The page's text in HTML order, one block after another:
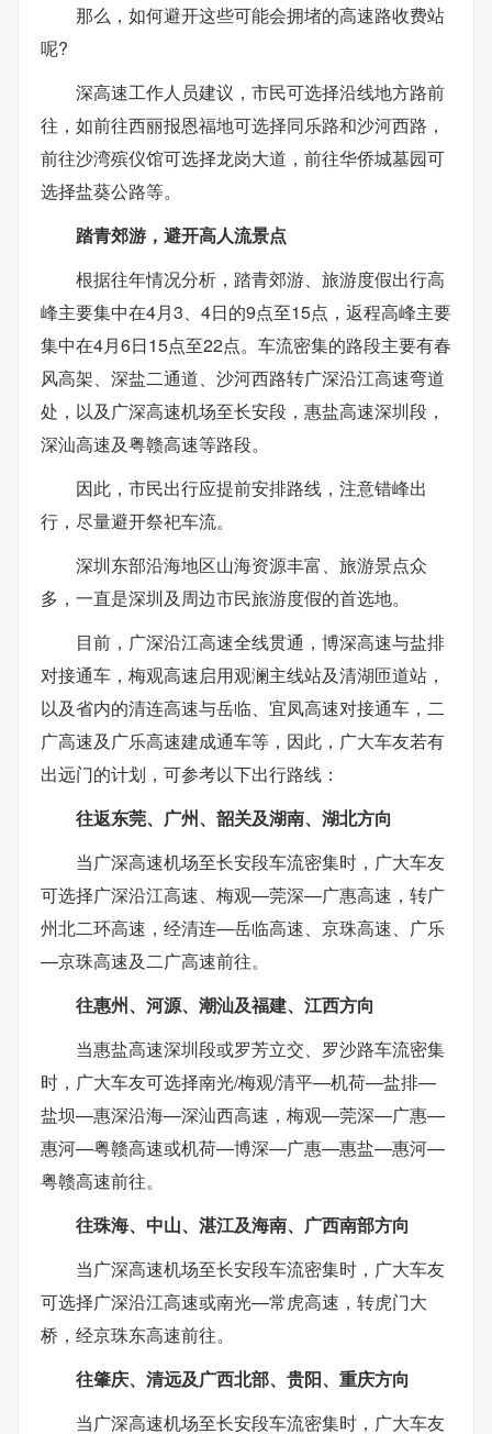
那么，如何避开这些可能会拥堵的高速路收费站
呢?
深高速工作人员建议，市民可选择沿线地方路前
往，如前往西丽报恩福地可选择同乐路和沙河西路，
前往沙湾殡仪馆可选择龙岗大道，前往华侨城墓园可
选择盐葵公路等。
踏青郊游，避开高人流景点
根据往年情况分析，踏青郊游、旅游度假出行高
峰主要集中在4月3、4日的9点至15点，返程高峰主要
集中在4月6日15点至22点。车流密集的路段主要有春
风高架、深盐二通道、沙河西路转广深沿江高速弯道
处，以及广深高速机场至长安段，惠盐高速深圳段，
深汕高速及粤赣高速等路段。
因此，市民出行应提前安排路线，注意错峰出
行，尽量避开祭祀车流。
深圳东部沿海地区山海资源丰富、旅游景点众
多，一直是深圳及周边市民旅游度假的首选地。
目前，广深沿江高速全线贯通，博深高速与盐排
对接通车，梅观高速启用观澜主线站及清湖匝道站，
以及省内的清连高速与岳临、宜凤高速对接通车，二
广高速及广乐高速建成通车等，因此，广大车友若有
出远门的计划，可参考以下出行路线：
往返东莞、广州、韶关及湖南、湖北方向
当广深高速机场至长安段车流密集时，广大车友
可选择广深沿江高速、梅观—莞深—广惠高速，转广
州北二环高速，经清连—岳临高速、京珠高速、广乐
—京珠高速及二广高速前往。
往惠州、河源、潮汕及福建、江西方向
当惠盐高速深圳段或罗芳立交、罗沙路车流密集
时，广大车友可选择南光/梅观/清平—机荷—盐排—
盐坝—惠深沿海—深汕西高速，梅观—莞深—广惠—
惠河—粤赣高速或机荷—博深—广惠—惠盐—惠河—
粤赣高速前往。
往珠海、中山、湛江及海南、广西南部方向
当广深高速机场至长安段车流密集时，广大车友
可选择广深沿江高速或南光—常虎高速，转虎门大
桥，经京珠东高速前往。
往肇庆、清远及广西北部、贵阳、重庆方向
当广深高速机场至长安段车流密集时，广大车友